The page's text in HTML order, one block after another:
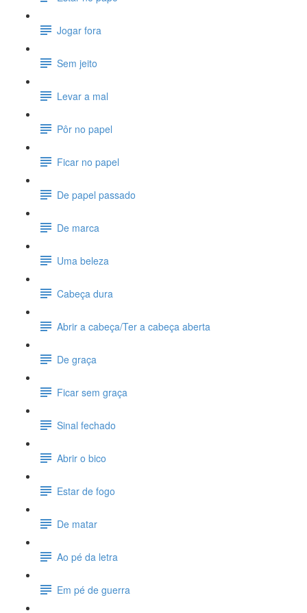
Jogar fora
Sem jeito
Levar a mal
Pôr no papel
Ficar no papel
De papel passado
De marca
Uma beleza
Cabeça dura
Abrir a cabeça/Ter a cabeça aberta
De graça
Ficar sem graça
Sinal fechado
Abrir o bico
Estar de fogo
De matar
Ao pé da letra
Em pé de guerra